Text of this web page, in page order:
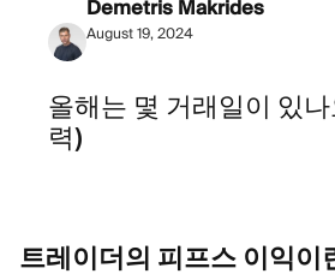
Demetris Makrides
August 19, 2024
올해는 몇 거래일이 있
력)
트레이더의 피프스 이익이